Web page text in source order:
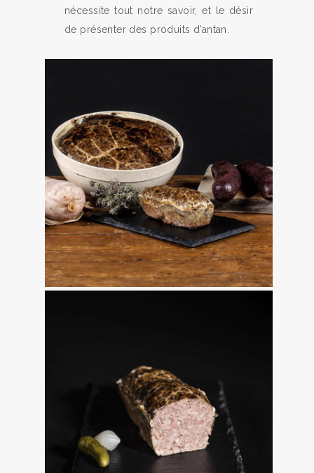
nécessite tout notre savoir, et le désir
de présenter des produits d’antan.